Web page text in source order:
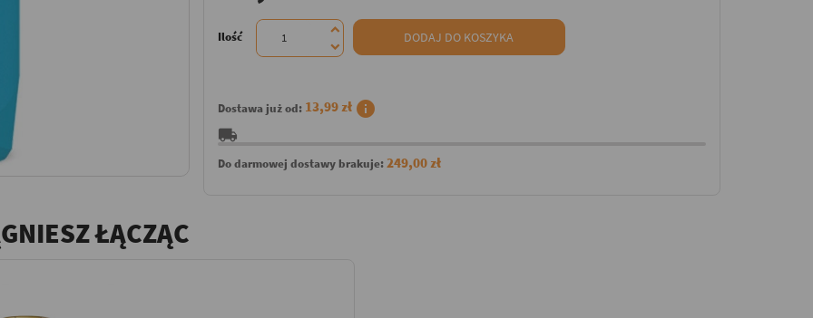
Ilość DODAJ DO KOSZYKA
Dostawa już od: 13,99 zł info
local_shipping
Do darmowej dostawy brakuje: 249,00 zł
ŁĄCZĄC